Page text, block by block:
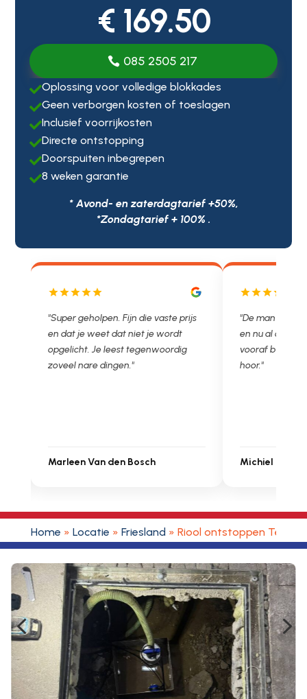
€ 169.50
085 2505 217
Oplossing voor volledige blokkades
Geen verborgen kosten of toeslagen
Inclusief voorrijkosten
Directe ontstopping
Doorspuiten inbegrepen
8 weken garantie
* Avond- en zaterdagtarief +50%,
*Zondagtarief + 100% .
"De man rijden net weg. 11.00 gebeld
en nu al opgelost voor een vast en
vooraf besproken tarief. Lekker
hoor."
Michiel Uitdenbongerd
"Wat een fijn
met een
je niet zo
Ontstoppen.nl
Sarah Touat
Home » Locatie » Friesland » Riool ontstoppen Tersoal
4 5